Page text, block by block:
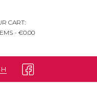
CART:
- €0.00